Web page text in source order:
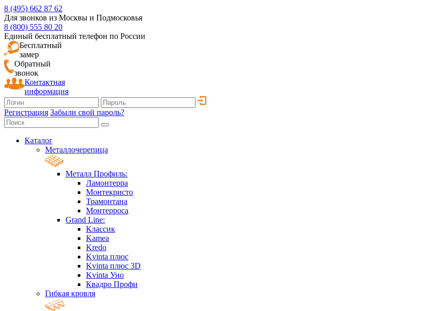
8 (495) 662 87 62
Для звонков из Москвы и Подмосковья
8 (800) 555 80 20
Единый бесплатный телефон по России
Бесплатный
замер
Обратный
звонок
Контактная
информация
Регистрация Забыли свой пароль?
Каталог
Металлочерепица
Металл Профиль:
Ламонтерра
Монтекристо
Трамонтана
Монтерроса
Grand Line:
Классик
Kamea
Kredo
Kvinta плюс
Kvinta плюс 3D
Kvinta Уно
Квадро Профи
Гибкая кровля